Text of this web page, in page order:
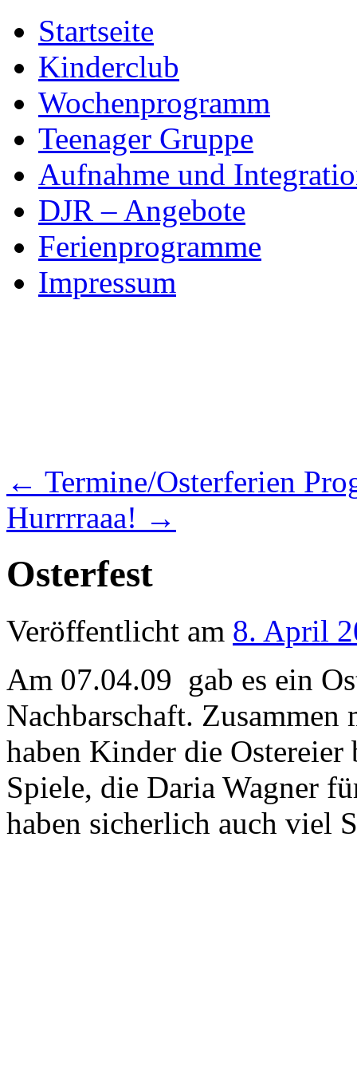
to
contentStartseite
Kinderclub
Wochenprogramm
Teenager Gruppe
Aufnahme und
DJR – Angebote
Ferienprogramme
Impressum
← Termine/Osterferien
Hurrrraaa! →
Osterfest
Veröffentlicht am 8. April
Am 07.04.09 gab es ein
Nachbarschaft.
haben Kinder die Ostereier
Spiele, die Daria Wagner
haben sicherlich auch viel